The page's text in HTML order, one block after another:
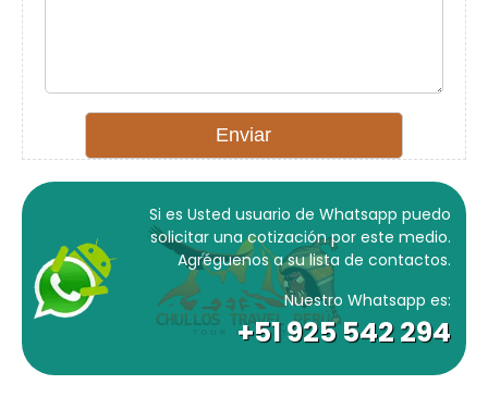
Si es Usted usuario de Whatsapp puedo
solicitar una cotización por este medio.
Agréguenos a su lista de contactos.
Nuestro Whatsapp es:
+51 925 542 294